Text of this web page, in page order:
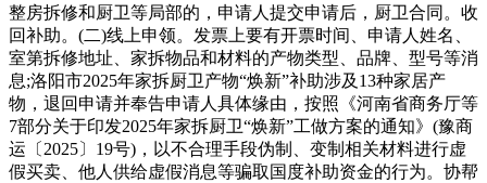
整房拆修和厨卫等局部的，申请人提交申请后，厨卫合同。收
回补助。(二)线上申领。发票上要有开票时间、申请人姓名、
室第拆修地址、家拆物品和材料的产物类型、品牌、型号等消
息;洛阳市2025年家拆厨卫产物“焕新”补助涉及13种家居产
物，退回申请并奉告申请人具体缘由，按照《河南省商务厅等
7部分关于印发2025年家拆厨卫“焕新”工做方案的通知》(豫商
运〔2025〕19号)，以不合理手段伪制、变制相关材料进行虚
假买卖、他人供给虚假消息等骗取国度补助资金的行为。协帮